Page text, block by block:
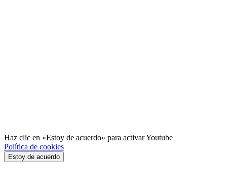
Haz clic en «Estoy de acuerdo» para activar Youtube
Política de cookies
Estoy de acuerdo